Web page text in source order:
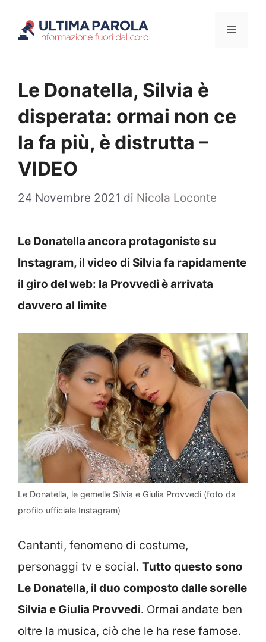
Menu
Le Donatella, Silvia è
disperata: ormai non ce
la fa più, è distrutta –
VIDEO
24 Novembre 2021 di Nicola Loconte
Le Donatella ancora protagoniste su
Instagram, il video di Silvia fa rapidamente
il giro del web: la Provvedi è arrivata
davvero al limite
Le Donatella, le gemelle Silvia e Giulia Provvedi (foto da
profilo ufficiale Instagram)
Cantanti, fenomeno di costume,
personaggi tv e social. Tutto questo sono
Le Donatella, il duo composto dalle sorelle
Silvia e Giulia Provvedi. Ormai andate ben
oltre la musica, ciò che le ha rese famose.